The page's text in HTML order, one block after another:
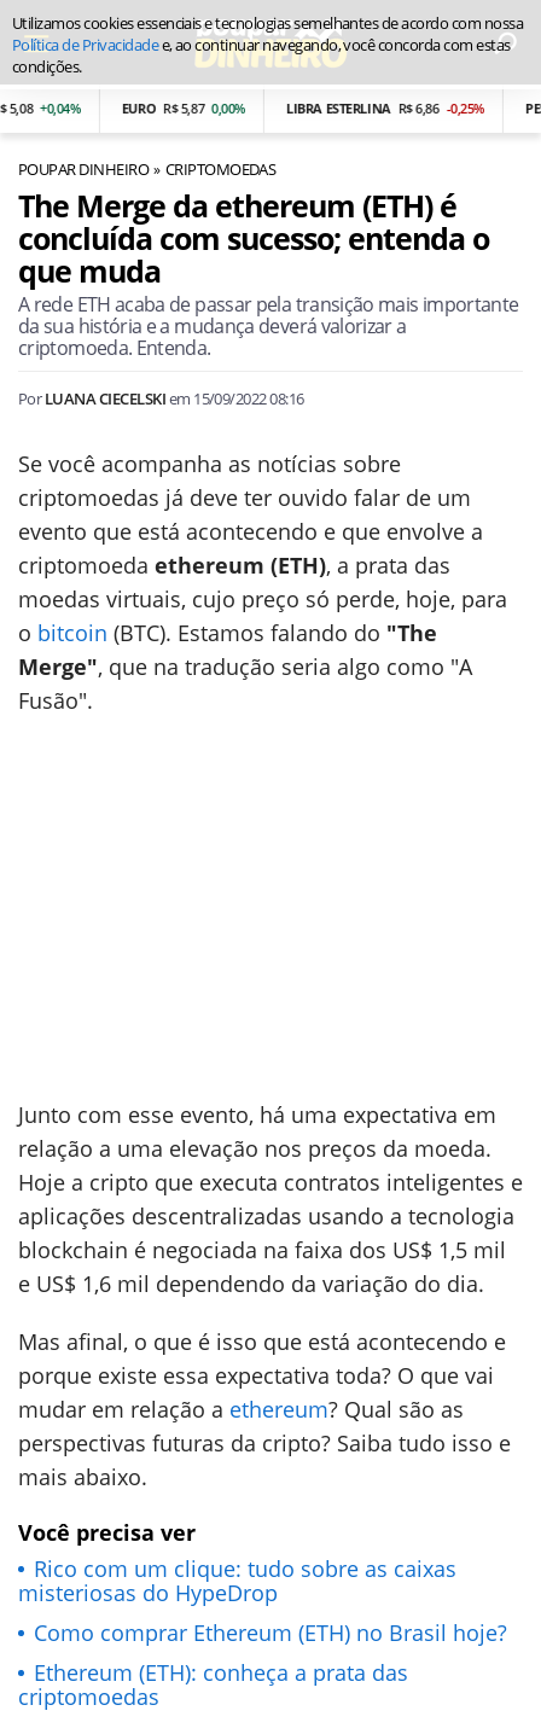
+0,04% R$ 5,87 0,00% LIBRA ESTERLINA R$ 6,86 -0,25% PESO
POUPAR DINHEIRO CRIPTOMOEDAS
The Merge da ethereum (ETH) é
concluída com sucesso; entenda o
que muda
A rede ETH acaba de passar pela transição mais importante
da sua história e a mudança deverá valorizar a
criptomoeda. Entenda.
PorLUANA CIECELSKIem 15/09/2022 08:16
Se você acompanha as notícias sobre
criptomoedas já deve ter ouvido falar de um
evento que está acontecendo e que envolve a
criptomoeda ethereum (ETH), a prata das
moedas virtuais, cujo preço só perde, hoje, para
o bitcoin (BTC). Estamos falando do "The
Merge", que na tradução seria algo como "A
Fusão".
Junto com esse evento, há uma expectativa em
relação a uma elevação nos preços da moeda.
Hoje a cripto que executa contratos inteligentes e
aplicações descentralizadas usando a tecnologia
blockchain é negociada na faixa dos US$ 1,5 mil
e US$ 1,6 mil dependendo da variação do dia.
Mas afinal, o que é isso que está acontecendo e
porque existe essa expectativa toda? O que vai
mudar em relação a ethereum? Qual são as
perspectivas futuras da cripto? Saiba tudo isso e
mais abaixo.
Você precisa ver
Rico com um clique: tudo sobre as caixas
misteriosas do HypeDrop
Como comprar Ethereum (ETH) no Brasil hoje?
Ethereum (ETH): conheça a prata das
criptomoedas
Utilizamos cookies essenciais e tecnologias semelhantes de acordo com nossa
Política de Privacidadee, ao continuar navegando, você concorda com estas
condições.